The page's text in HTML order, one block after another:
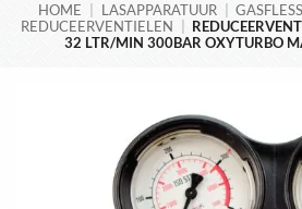
HOME LASAPPARATUUR
REDUCEERVENTIELEN
32 LTR/MIN 300BAR OXYTURBO